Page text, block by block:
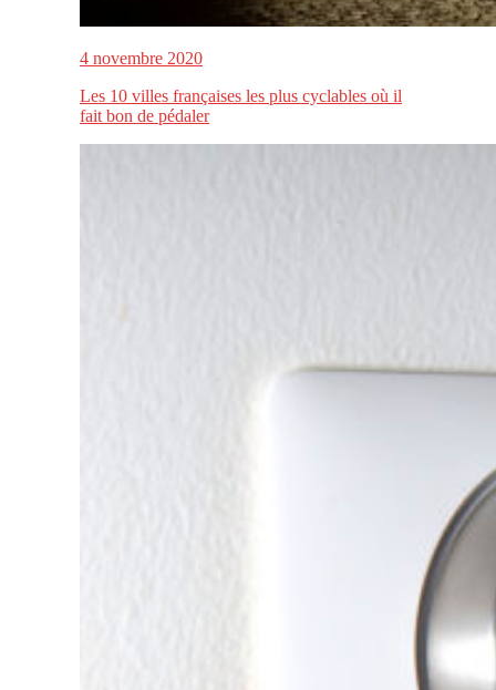
4 novembre 2020
Les 10 villes françaises les plus cyclables où il
fait bon de pédaler